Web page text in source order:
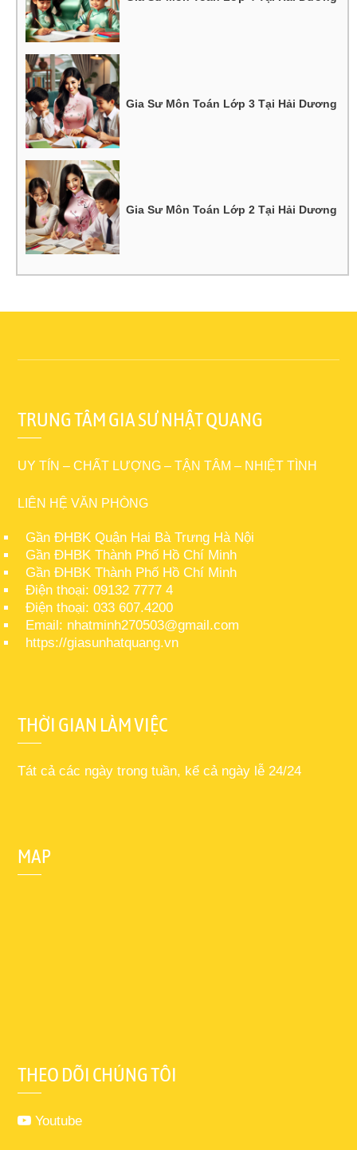
Gia Sư Môn Toán Lớp 3 Tại Hải Dương
Gia Sư Môn Toán Lớp 2 Tại Hải Dương
TRUNG TÂM GIA SƯ NHẬT QUANG
UY TÍN – CHẤT LƯỢNG – TẬN TÂM – NHIỆT TÌNH
LIÊN HỆ VĂN PHÒNG
Gần ĐHBK Quận Hai Bà Trưng Hà Nội
Gần ĐHBK Thành Phố Hồ Chí Minh
Gần ĐHBK Thành Phố Hồ Chí Minh
Điện thoại: 09132 7777 4
Điện thoại: 033 607.4200
Email: nhatminh270503@gmail.com
https://giasunhatquang.vn
THỜI GIAN LÀM VIỆC
Tát cả các ngày trong tuần, kể cả ngày lễ 24/24
MAP
THEO DÕI CHÚNG TÔI
Youtube